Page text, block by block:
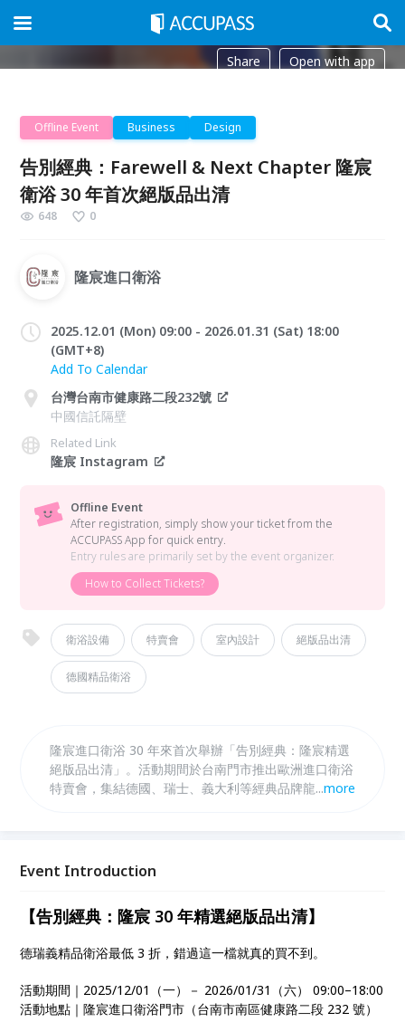
Share Open with app
Offline Event Business Design
告別經典：Farewell & Next Chapter 隆宸
衛浴 30 年首次絕版品出清
648 0
隆宸進口衛浴
2025.12.01 (Mon) 09:00 - 2026.01.31 (Sat) 18:00
(GMT+8)
Add To Calendar
台灣台南市健康路二段232號
中國信託隔壁
Related Link
隆宸 Instagram
Offline Event
After registration, simply show your ticket from the
ACCUPASS App for quick entry.
Entry rules are primarily set by the event organizer.
How to Collect Tickets?
衛浴設備 特賣會 室內設計 絕版品出清
德國精品衛浴
隆宸進口衛浴 30 年來首次舉辦「告別經典：隆宸精選
絕版品出清」。活動期間於台南門市推出歐洲進口衛浴
特賣會，集結德國、瑞士、義大利等經典品牌龍頭、面
店中完成選物、搭配與諮詢。線上免費報名，到店還可
不到。
...more
Event Introduction
【告別經典：隆宸 30 年精選絕版品出清】
德瑞義精品衛浴最低 3 折，錯過這一檔就真的買不到。
活動期間｜2025/12/01（一）－ 2026/01/31（六） 09:00–18:00
活動地點｜隆宸進口衛浴門市（台南市南區健康路二段 232 號）